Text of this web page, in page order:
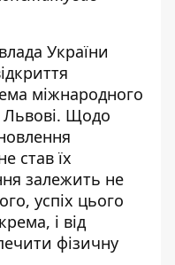
України
міжнародного
Львові. Щодо
став їх
залежить не
успіх цього
і від
фізичну